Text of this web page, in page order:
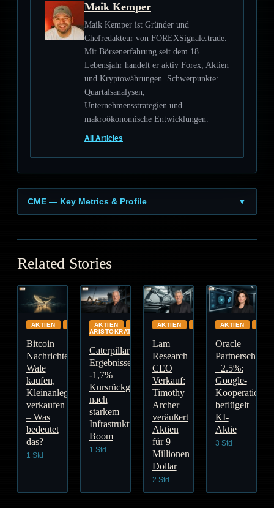
Maik Kemper
Maik Kemper ist Gründer und
Chefredakteur von FOREXSignale.trade.
Mit Börsenerfahrung seit dem 18.
Lebensjahr handelt er aktiv Forex, Aktien
und Kryptowährungen. Schwerpunkte:
Quartalsanalysen,
Unternehmensstrategien und
makroökonomische Entwicklungen.
All Articles
CME — Key Metrics & Profile ▼
Related Stories
AKTIEN GLOBAL
Bitcoin
Nachrichten:
Wale
kaufen,
Kleinanleger
verkaufen
– Was
bedeutet
das?
1 Std
AKTIEN
DIVIDENDEN-
ARISTOKRATEN
Caterpillar
Ergebnisse:
-1,7%
Kursrückgang
nach
starkem
Infrastruktur-
Boom
1 Std
AKTIEN GLOBAL
Lam
Research
CEO
Verkauf:
Timothy
Archer
veräußert
Aktien
für 9
Millionen
Dollar
2 Std
AKTIEN
Oracle
Partnerschaft
+2.5%:
Google-
Kooperation
beflügelt
KI-
Aktie
3 Std